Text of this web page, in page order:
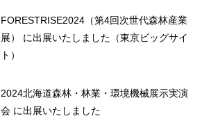
FORESTRISE2024（第4回次世代森林産業
展） に出展いたしました（東京ビッグサイ
ト）
2024北海道森林・林業・環境機械展示実演
会 に出展いたしました